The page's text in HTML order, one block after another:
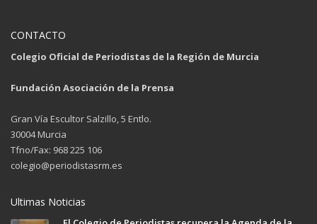
CONTACTO
Colegio Oficial de Periodistas de la Región de Murcia
Fundación Asociación de la Prensa
Gran Vía Escultor Salzillo, 5 Entlo.
30004 Murcia
Tfno/Fax: 968 225 106
colegio@periodistasrm.es
Ultimas Noticias